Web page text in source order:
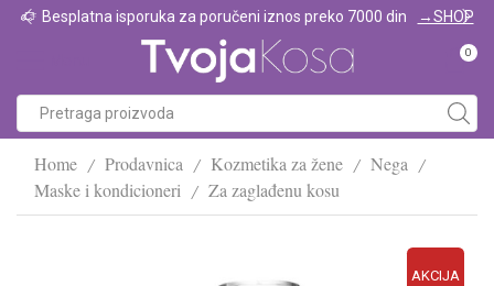
Besplatna isporuka za poručeni iznos preko 7000 din →SHOP
0
Home / Prodavnica / Kozmetika za žene / Nega /
Maske i kondicioneri / Za zaglađenu kosu
AKCIJA